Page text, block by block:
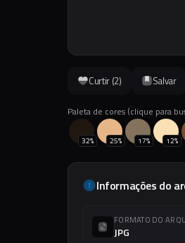
Curtir (2) Salvar
Paleta de cores (clique para
32% 25% 17% 12%
Informações do
FORMATO DO
JPG